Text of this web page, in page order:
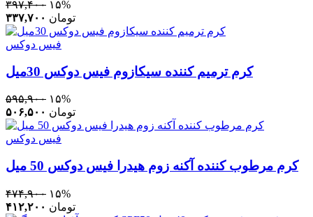
۳۹۷,۴۰۰ ۱۵%
۳۳۷,۷۰۰ تومان
فیس دوکس
کرم ترمیم کننده سیکازوم فیس دوکس 30میل
۵۹۵,۹۰۰ ۱۵%
۵۰۶,۵۰۰ تومان
فیس دوکس
کرم مرطوب کننده آکنه زوم هیدرا فیس دوکس 50 میل
۴۷۴,۹۰۰ ۱۵%
۴۱۲,۲۰۰ تومان